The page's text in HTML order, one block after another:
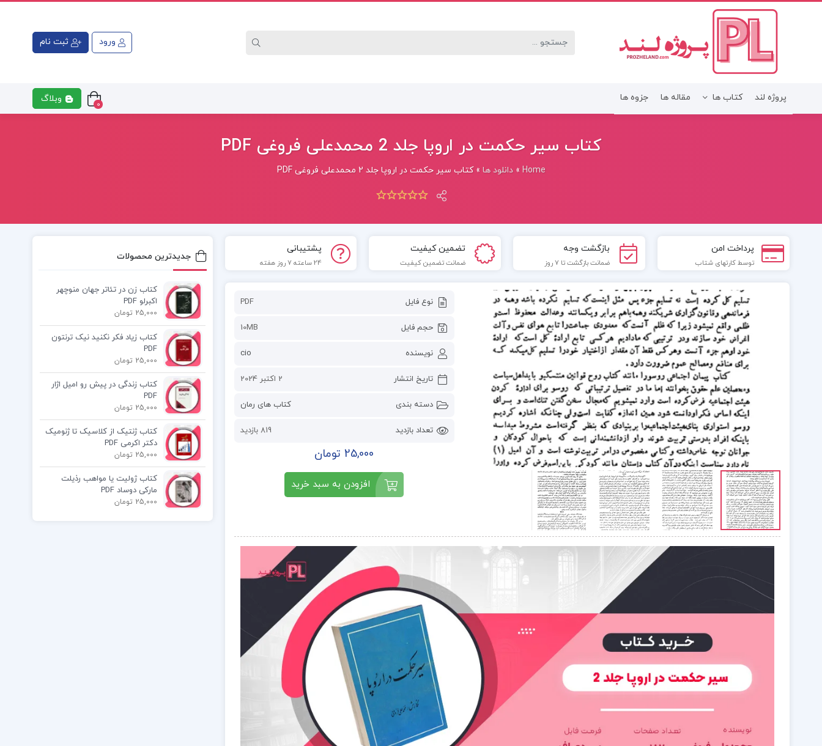
ورود ثبت نام
پروژه لند کتاب ها مقاله ها جزوه ها
0 وبلاگ
کتاب سیر حکمت در اروپا جلد 2 محمدعلی فروغی PDF
Home
»دانلود ها »کتاب سیر حکمت در اروپا جلد 2 محمدعلی فروغی PDF
پرداخت امن
توسط کارتهای شتاب
بازگشت وجه
ضمانت بازگشت تا 7 روز
تضمین کیفیت
ضمانت تضمین کیفیت
پشتیبانی
24 ساعته 7 روز هفته
نوع فایل PDF
حجم فایل 10MB
نویسنده cio
تاریخ انتشار 2 اکتبر 2024
دسته بندی کتاب های رمان
تعداد بازدید 819 بازدید
25,000 تومان
افزودن به سبد خرید
جدیدترین محصولات
کتاب زن در تئاتر جهان منوچهر
اکبرلو PDF
25,000 تومان
کتاب زیاد فکر نکنید نیک ترنتون
PDF
25,000 تومان
کتاب زندگی در پیش رو امیل اژار
PDF
25,000 تومان
کتاب ژنتیک از کلاسیک تا ژنومیک
دکتر اکرمی PDF
25,000 تومان
کتاب ژولیت یا مواهب رذیلت
مارکی دوساد PDF
25,000 تومان